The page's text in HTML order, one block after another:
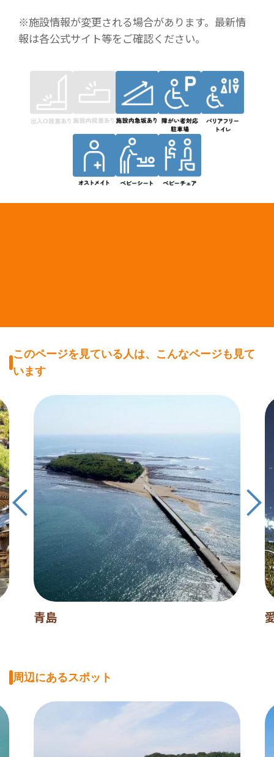
※施設情報が変更される場合があります。最新情
報は各公式サイト等をご確認ください。
このページを見ている人は、こんなページも見て
います
青島
周辺にあるスポット